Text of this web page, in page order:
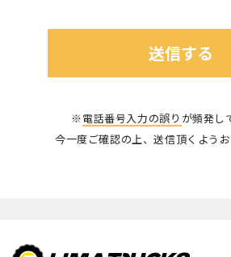
の個人を識別できる情報及び容貌，指紋，
別できる情報（個人識別情報）を指します。
当社は，ユーザーが利用登録をする際に氏
話番号，メールアドレス，銀行口座番号，
第3条（個人情報を収集・利用する
※ 電話番号入力の誤り が頻発し
今一度ご確認の上、送信頂くようお